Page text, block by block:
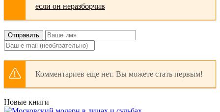
Отправить
Комментариев еще нет. Вы можете стать первым!
Новые книги